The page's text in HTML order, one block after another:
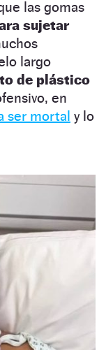
las gomas
sujetar
largo
de plástico
en
ser mortal y lo